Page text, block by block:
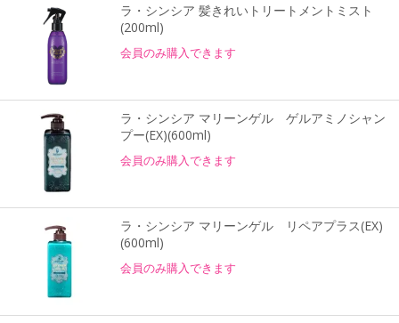
ラ・シンシア 髪きれいトリートメントミスト
(200ml)
会員のみ購入できます
ラ・シンシア マリーンゲル ゲルアミノシャン
プー(EX)(600ml)
会員のみ購入できます
ラ・シンシア マリーンゲル リペアプラス(EX)
(600ml)
会員のみ購入できます